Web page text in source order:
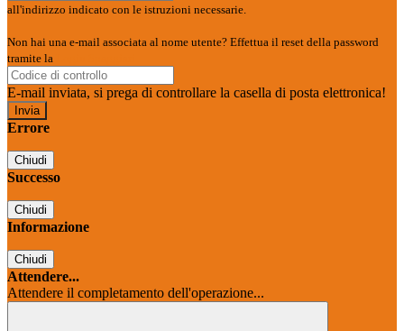
all'indirizzo indicato con le istruzioni necessarie.
Non hai una e-mail associata al nome utente? Effettua il reset della password
tramite la
E-mail inviata, si prega di controllare la casella di posta elettronica!
Errore
Chiudi
Successo
Chiudi
Informazione
Chiudi
Attendere...
Attendere il completamento dell'operazione...